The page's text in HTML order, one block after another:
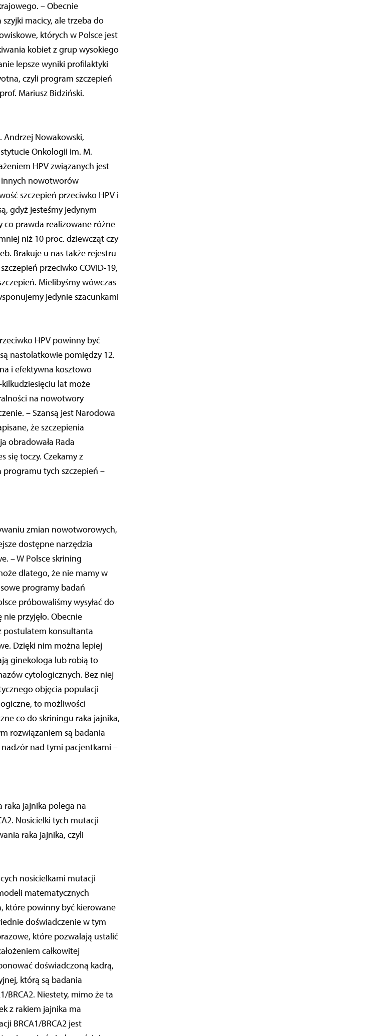
– Obecnie
macicy, ale trzeba do
których w Polsce jest
kobiet z grup wysokiego
lepsze wyniki profilaktyki
czyli program szczepień
Mariusz Bidziński.
Andrzej Nowakowski,
Onkologii im. M.
HPV związanych jest
innych nowotworów
szczepień przeciwko HPV i
gdyż jesteśmy jedynym
co prawda realizowane różne
niż 10 proc. dziewcząt czy
Brakuje u nas także rejestru
przeciwko COVID-19,
Mielibyśmy wówczas
jedynie szacunkami
HPV powinny być
nastolatkowie pomiędzy 12.
i efektywna kosztowo
lat może
na nowotwory
– Szansą jest Narodowa
że szczepienia
obradowała Rada
się toczy. Czekamy z
tych szczepień –
zmian nowotworowych,
dostępne narzędzia
– W Polsce skrining
dlatego, że nie mamy w
programy badań
próbowaliśmy wysyłać do
przyjęło. Obecnie
postulatem konsultanta
Dzięki nim można lepiej
ginekologa lub robią to
cytologicznych. Bez niej
objęcia populacji
to możliwości
co do skriningu raka jajnika,
rozwiązaniem są badania
nad tymi pacjentkami –
jajnika polega na
Nosicielki tych mutacji
raka jajnika, czyli
nosicielkami mutacji
matematycznych
które powinny być kierowane
doświadczenie w tym
które pozwalają ustalić
całkowitej
doświadczoną kadrą,
którą są badania
BRCA2. Niestety, mimo że ta
z rakiem jajnika ma
BRCA1/BRCA2 jest